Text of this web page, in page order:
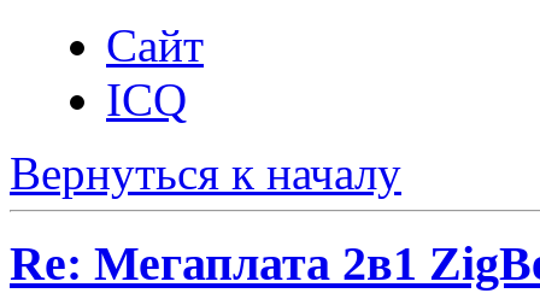
Сайт
ICQ
Вернуться к началу
Re: Мегаплата 2в1